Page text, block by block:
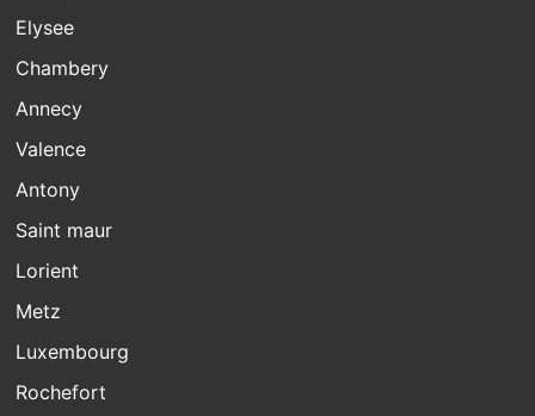
Elysee
Chambery
Annecy
Valence
Antony
Saint maur
Lorient
Metz
Luxembourg
Rochefort